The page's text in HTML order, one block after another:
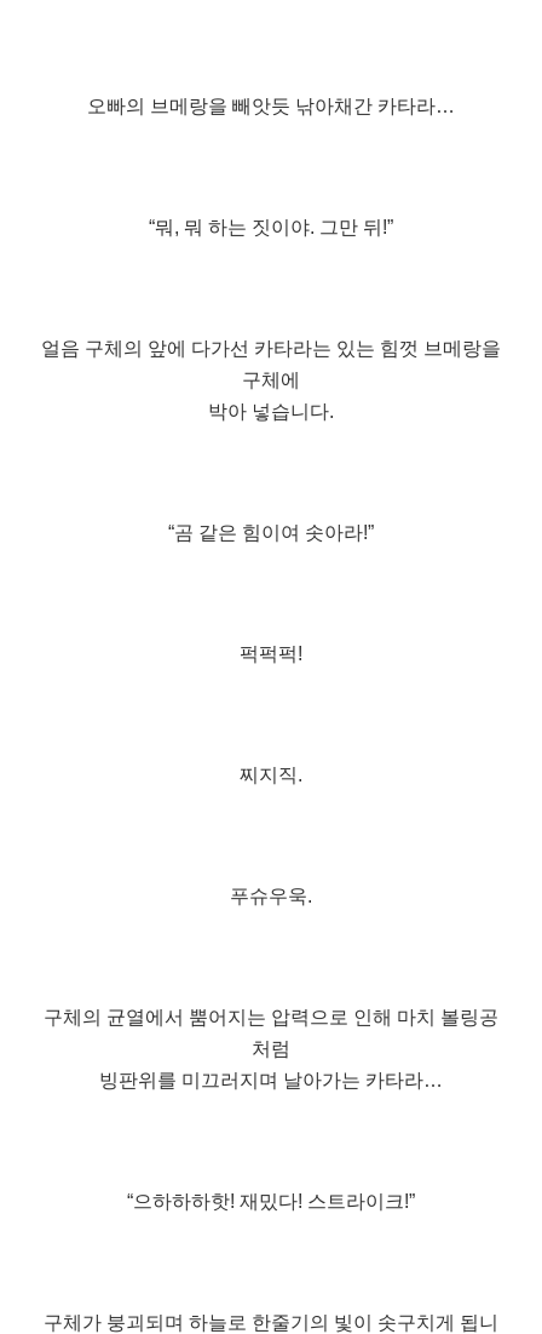
오빠의 브메랑을 빼앗듯 낚아채간 카타라…
“뭐, 뭐 하는 짓이야. 그만 뒤!”
얼음 구체의 앞에 다가선 카타라는 있는 힘껏 브메랑을
구체에
박아 넣습니다.
“곰 같은 힘이여 솟아라!”
퍽퍽퍽!
찌지직.
푸슈우욱.
구체의 균열에서 뿜어지는 압력으로 인해 마치 볼링공
처럼
빙판위를 미끄러지며 날아가는 카타라…
“으하하하핫! 재밌다! 스트라이크!”
구체가 붕괴되며 하늘로 한줄기의 빛이 솟구치게 됩니